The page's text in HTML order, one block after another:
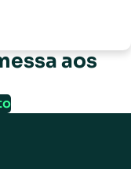
aos